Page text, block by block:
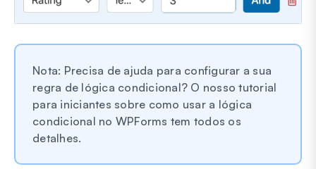
Nota: Precisa de ajuda para configurar a sua
regra de lógica condicional? O nosso tutorial
para iniciantes sobre como usar a lógica
condicional no WPForms tem todos os
detalhes.